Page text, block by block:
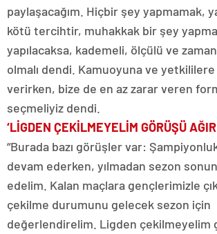
paylaşacağım. Hiçbir şey yapmamak,
kötü tercihtir, muhakkak bir şey
yapılacaksa, kademeli, ölçülü ve
olmalı dendi. Kamuoyuna ve yetkililere
verirken, bize de en az zarar veren
seçmeliyiz dendi.
‘LİGDEN ÇEKİLMEYELİM GÖRÜŞÜ
“Burada bazı görüşler var:
devam ederken, yılmadan sezon
edelim. Kalan maçlara gençlerimizle
çekilme durumunu gelecek sezon için
değerlendirelim. Ligden çekilmeyelim